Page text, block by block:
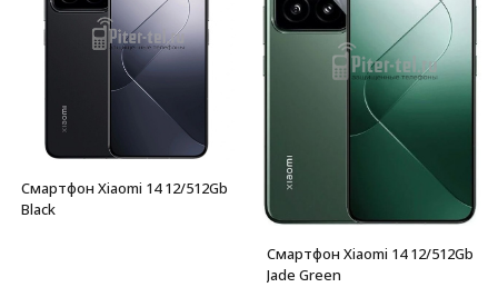
Смартфон Xiaomi 14 12/512Gb
Black
Смартфон Xiaomi 14 12/512Gb
Jade Green